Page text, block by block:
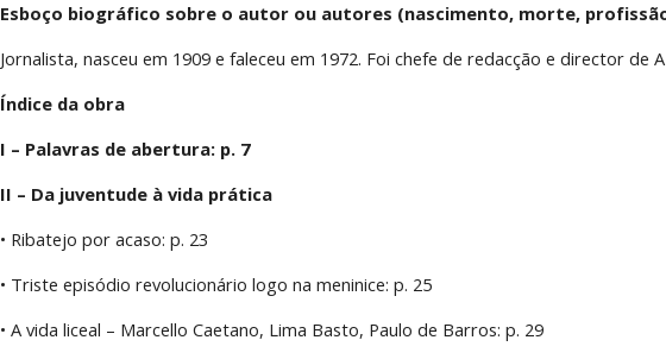
Esboço biográfico sobre o autor ou autores (nascimento, morte,
Jornalista, nasceu em 1909 e faleceu em 1972. Foi chefe de redacção e director de
Índice da obra
I – Palavras de abertura: p. 7
II – Da juventude à vida prática
• Ribatejo por acaso: p. 23
• Triste episódio revolucionário logo na meninice: p. 25
• A vida liceal – Marcello Caetano, Lima Basto, Paulo de Barros: p. 29